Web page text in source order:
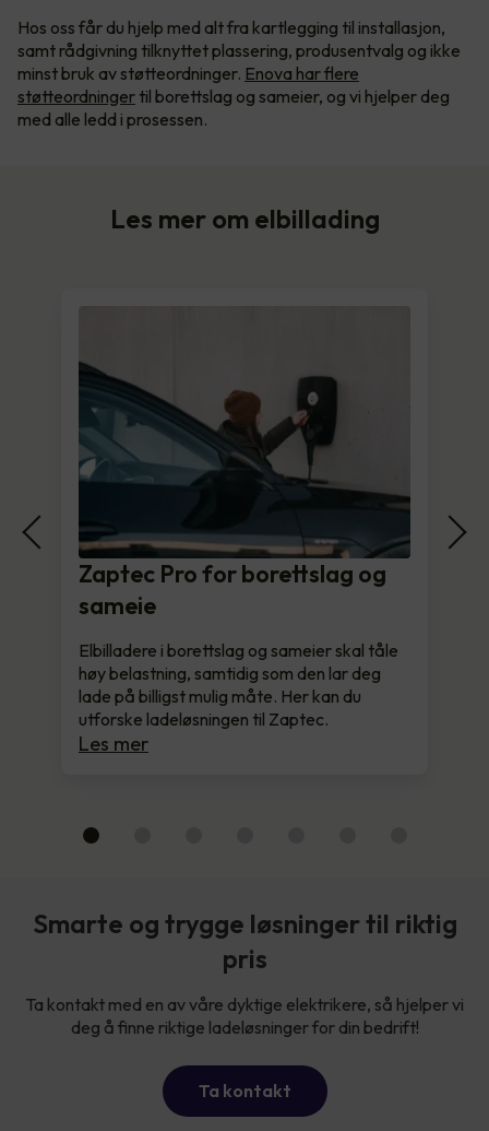
Hos oss får du hjelp med alt fra kartlegging til installasjon,
samt rådgivning tilknyttet plassering, produsentvalg og ikke
minst bruk av støtteordninger. Enova har flere
støtteordninger til borettslag og sameier, og vi hjelper deg
med alle ledd i prosessen.
Les mer om elbillading
Zaptec Pro for borettslag og
sameie
Elbilladere i borettslag og sameier skal tåle
høy belastning, samtidig som den lar deg
lade på billigst mulig måte. Her kan du
utforske ladeløsningen til Zaptec.
Les mer
Smarte og trygge løsninger til riktig
pris
Ta kontakt med en av våre dyktige elektrikere, så hjelper vi
deg å finne riktige ladeløsninger for din bedrift!
Ta kontakt